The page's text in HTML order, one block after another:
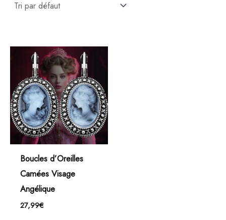
Boucles d’Oreilles
Camées Visage
Angélique
27,99€